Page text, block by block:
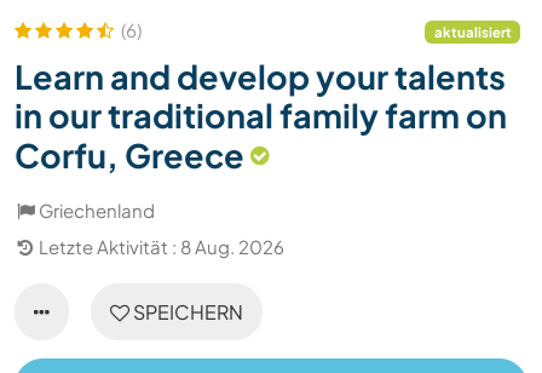
(6) aktualisiert
Learn and develop your talents
in our traditional family farm on
Corfu, Greece
Griechenland
Letzte Aktivität : 8 Aug. 2026
SPEICHERN